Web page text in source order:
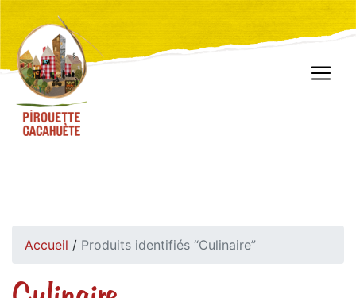
Accueil / Produits identifiés “Culinaire”